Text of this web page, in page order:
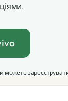
можете